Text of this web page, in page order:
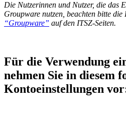
Die Nutzerinnen und Nutzer, die das
Groupware nutzen, beachten bitte
“Groupware” auf den ITSZ-Seiten.
Für die Verwendung
nehmen Sie in diesem
Kontoeinstellungen